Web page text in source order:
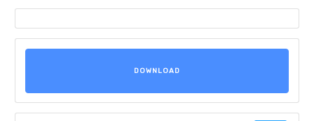
DOWNLOAD